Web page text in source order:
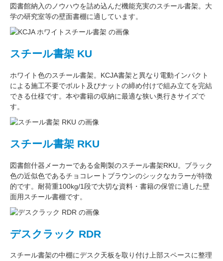
図書館納入のノウハウを詰め込んだ機能充実のスチール書架。 大
学の研究室等の壁面書棚に適しています。
スチール書架 KU
ホワイト色のスチール書架。KCJA書架と異なり電動インパクト
による施工不要でボルト及びナットの締め付けで組み立てを完結
できる仕様です。本や書籍の収納に最適な狭い奥行きサイズで
す。
スチール書架 RKU
図書館什器メーカーである金剛製のスチール書架RKU。ブラック
色の近似色であるチョコレートブラウンのシックなカラーが特徴
的です。耐荷重100kg/1段で大切な資料・書籍の保管に適した壁
面用スチール書棚です。
デスクラック RDR
スチール書架の中棚にデスク天板を取り付け上部スペースに整理